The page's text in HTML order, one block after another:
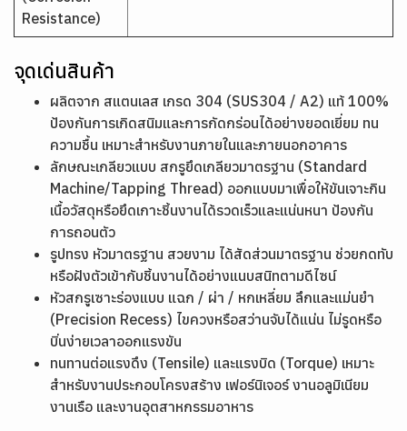
Resistance)
จุดเด่นสินค้า
ผลิตจาก สแตนเลส เกรด 304 (SUS304 / A2) แท้ 100%
ป้องกันการเกิดสนิมและการกัดกร่อนได้อย่างยอดเยี่ยม ทน
ความชื้น เหมาะสำหรับงานภายในและภายนอกอาคาร
ลักษณะเกลียวแบบ สกรูยึดเกลียวมาตรฐาน (Standard
Machine/Tapping Thread) ออกแบบมาเพื่อให้ขันเจาะกิน
เนื้อวัสดุหรือยึดเกาะชิ้นงานได้รวดเร็วและแน่นหนา ป้องกัน
การถอนตัว
รูปทรง หัวมาตรฐาน สวยงาม ได้สัดส่วนมาตรฐาน ช่วยกดทับ
หรือฝังตัวเข้ากับชิ้นงานได้อย่างแนบสนิทตามดีไซน์
หัวสกรูเซาะร่องแบบ แฉก / ผ่า / หกเหลี่ยม ลึกและแม่นยำ
(Precision Recess) ไขควงหรือสว่านจับได้แน่น ไม่รูดหรือ
บิ่นง่ายเวลาออกแรงขัน
ทนทานต่อแรงดึง (Tensile) และแรงบิด (Torque) เหมาะ
สำหรับงานประกอบโครงสร้าง เฟอร์นิเจอร์ งานอลูมิเนียม
งานเรือ และงานอุตสาหกรรมอาหาร